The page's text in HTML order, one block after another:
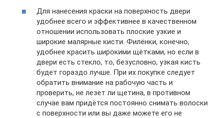
Для нанесения краски на поверхность двери
удобнее всего и эффективнее в качественном
отношении использовать плоские узкие и
широкие малярные кисти. Филёнки, конечно,
удобнее красить широкими щётками, но если в
двери есть стекло, то, безусловно, узкая кисть
будет гораздо лучше. При их покупке следует
обратить внимание на рабочую часть и
проверить, не лезет ли щетина, в противном
случае вам придётся постоянно снимать волоски
с поверхности или вы даже можете его не